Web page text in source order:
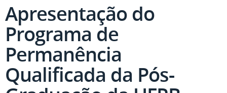
Apresentação do
Programa de
Permanência
Qualificada da Pós-